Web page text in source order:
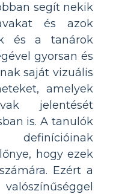
segít nekik
és azok
és a tanárok
gyorsan és
saját vizuális
amelyek
jelentését
is. A tanulók
hogy ezek
Ezért a